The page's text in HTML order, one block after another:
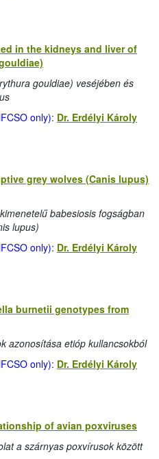
in the kidneys and liver of
gouldiae) veséjében és
only): Dr. Erdélyi Károly
grey wolves (Canis lupus)
babesiosis fogságban
lupus)
only): Dr. Erdélyi Károly
burnetii genotypes from
azonosítása etióp kullancsokból
only): Dr. Erdélyi Károly
of avian poxviruses
a szárnyas poxvírusok között